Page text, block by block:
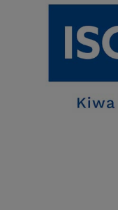
Sertifikaatin kuvaus
ISO 9001 on
vaatimukset
tunnetuin työkalu
täyttyminen.